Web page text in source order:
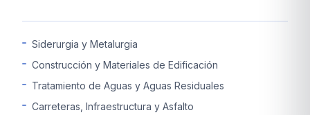
Siderurgia y Metalurgia
Construcción y Materiales de Edificación
Tratamiento de Aguas y Aguas Residuales
Carreteras, Infraestructura y Asfalto